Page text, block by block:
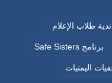
أندية طلاب الإعلام
برنامج Safe Sisters
اليمنيات